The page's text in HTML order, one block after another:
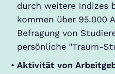
durch weitere Indizes
kommen über 95.000
Befragung von
persönliche "Traum-
Aktivität von